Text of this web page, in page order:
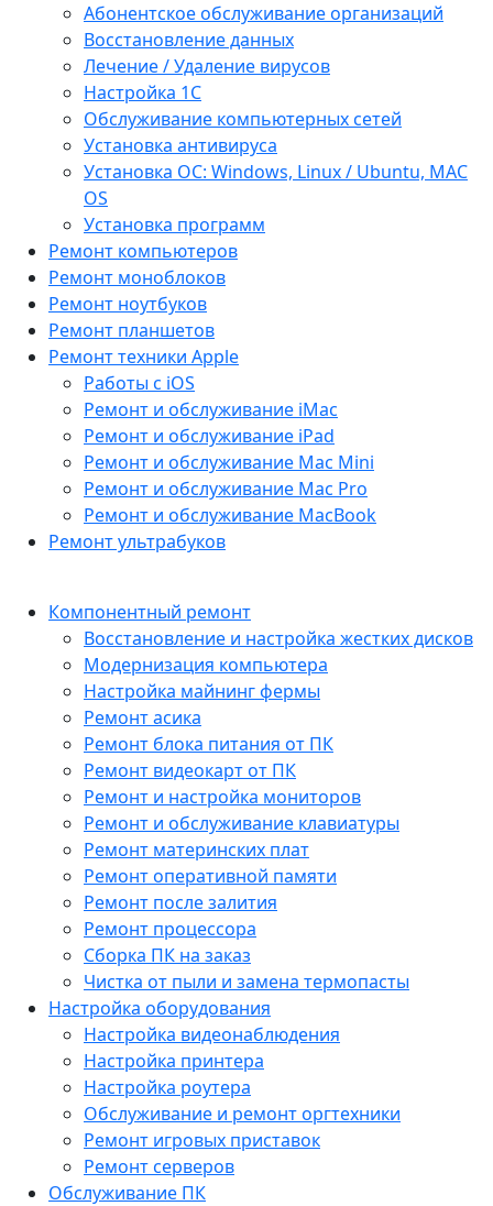
Абонентское обслуживание организаций
Восстановление данных
Лечение / Удаление вирусов
Настройка 1С
Обслуживание компьютерных сетей
Установка антивируса
Установка ОС: Windows, Linux / Ubuntu, МАС
OS
Установка программ
Ремонт компьютеров
Ремонт моноблоков
Ремонт ноутбуков
Ремонт планшетов
Ремонт техники Apple
Работы с iOS
Ремонт и обслуживание iMac
Ремонт и обслуживание iPad
Ремонт и обслуживание Mac Mini
Ремонт и обслуживание Mac Pro
Ремонт и обслуживание MacBook
Ремонт ультрабуков
Компонентный ремонт
Восстановление и настройка жестких дисков
Модернизация компьютера
Настройка майнинг фермы
Ремонт асика
Ремонт блока питания от ПК
Ремонт видеокарт от ПК
Ремонт и настройка мониторов
Ремонт и обслуживание клавиатуры
Ремонт материнских плат
Ремонт оперативной памяти
Ремонт после залития
Ремонт процессора
Сборка ПК на заказ
Чистка от пыли и замена термопасты
Настройка оборудования
Настройка видеонаблюдения
Настройка принтера
Настройка роутера
Обслуживание и ремонт оргтехники
Ремонт игровых приставок
Ремонт серверов
Обслуживание ПК